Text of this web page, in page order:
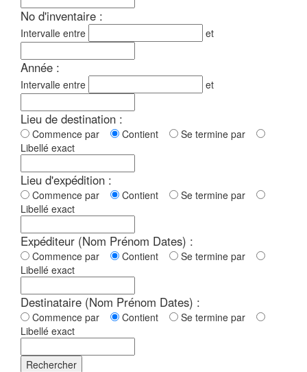
No d'inventaire :
Intervalle entre et
Année :
Intervalle entre et
Lieu de destination :
Commence par Contient
Se termine par
Libellé exact
Lieu d'expédition :
Commence par Contient
Se termine par
Libellé exact
Expéditeur (Nom Prénom Dates) :
Commence par Contient
Se termine par
Libellé exact
Destinataire (Nom Prénom Dates) :
Commence par Contient
Se termine par
Libellé exact
Rechercher